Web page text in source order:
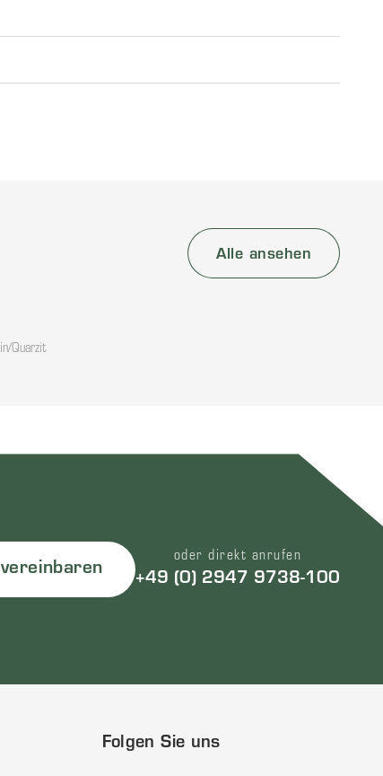
Alle ansehen
Quarzit
oder direkt anrufen
+49 (0) 2947 9738-100
Folgen Sie uns